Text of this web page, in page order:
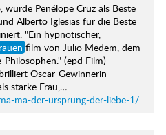
Penélope Cruz als Beste
Alberto Iglesias für die Beste
"Ein hypnotischer,
film von Julio Medem, dem
Philosophen." (epd Film)
Oscar-Gewinnerin
starke Frau,…
ma-der-ursprung-der-liebe-1/